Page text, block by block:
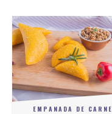
EMPANADA DE CARNE